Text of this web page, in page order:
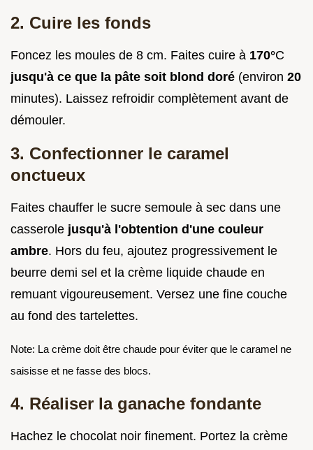
2. Cuire les fonds
Foncez les moules de 8 cm. Faites cuire à 170°C
jusqu'à ce que la pâte soit blond doré (environ 20
minutes). Laissez refroidir complètement avant de
démouler.
3. Confectionner le caramel
onctueux
Faites chauffer le sucre semoule à sec dans une
casserole jusqu'à l'obtention d'une couleur
ambre. Hors du feu, ajoutez progressivement le
beurre demi sel et la crème liquide chaude en
remuant vigoureusement. Versez une fine couche
au fond des tartelettes.
Note: La crème doit être chaude pour éviter que le caramel ne
saisisse et ne fasse des blocs.
4. Réaliser la ganache fondante
Hachez le chocolat noir finement. Portez la crème